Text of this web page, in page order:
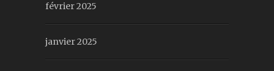
février 2025
janvier 2025